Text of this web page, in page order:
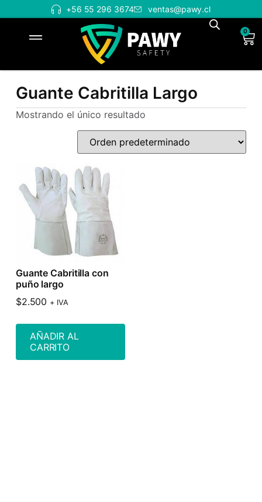
+56 55 296 3674 ventas@pawy.cl
0
Guante Cabritilla Largo
Mostrando el único resultado
Guante Cabritilla con
puño largo
$2.500 + IVA
AÑADIR AL
CARRITO